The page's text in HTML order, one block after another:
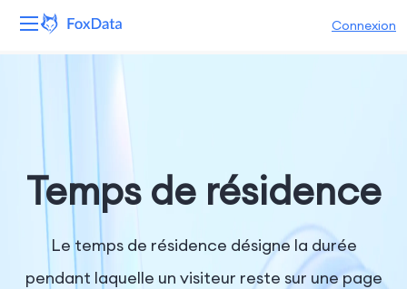
Connexion
Solutions
Ressources
Temps de résidence
Le temps de résidence désigne la durée
pendant laquelle un visiteur reste sur une page